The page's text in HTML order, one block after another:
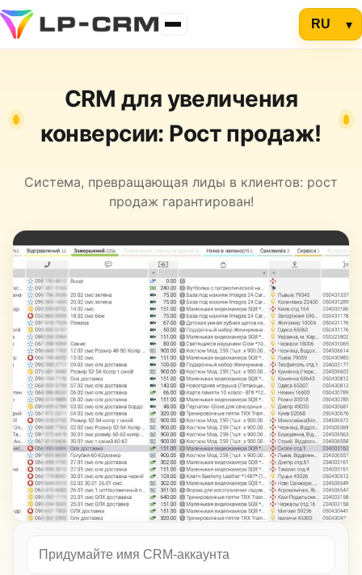
CRM для увеличения
конверсии: Рост продаж!
Система, превращающая лиды в клиентов: рост
продаж гарантирован!